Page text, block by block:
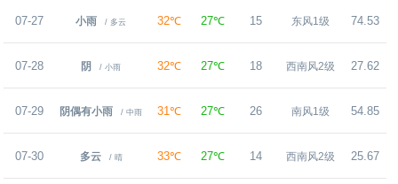
07-27 小雨 / 多云 32℃ 27℃ 15 东风1级 74.53
07-28 阴 / 小雨 32℃ 27℃ 18 西南风2级 27.62
07-29 阴偶有小雨 / 中雨 31℃ 27℃ 26 南风1级 54.85
07-30 多云 / 晴 33℃ 27℃ 14 西南风2级 25.67